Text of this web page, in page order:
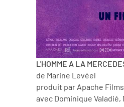
L'HOMME A LA
de Marine Levéel
produit par Apache Films
avec Dominique